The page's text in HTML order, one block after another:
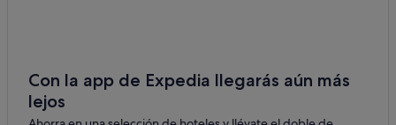
Neaño hoteles
Pensiones en Ponteceso
Con la app de Expedia llegarás aún más
lejos